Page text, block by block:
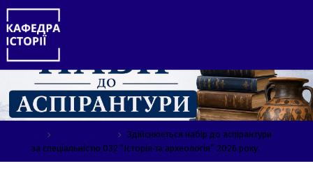
Skip
to
content
Home
Здійснюється набір до аспірантури
за спеціальністю 032 “Історія та археологія” 2026 року.